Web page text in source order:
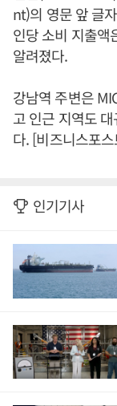
nt)의 영문 앞 글
인당 소비 지출액
알려졌다.
강남역 주변은
고 인근 지역도
다. [비즈니스포
인기기사